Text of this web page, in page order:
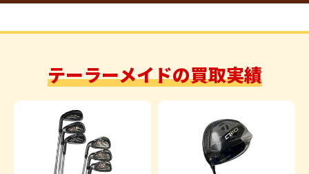
テーラーメイドの買取実績